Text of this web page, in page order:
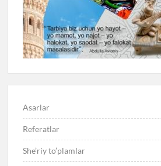
Asarlar
Referatlar
She’riy to’plamlar